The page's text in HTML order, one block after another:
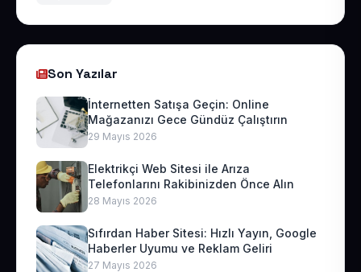
Son Yazılar
İnternetten Satışa Geçin: Online
Mağazanızı Gece Gündüz Çalıştırın
29 Mayıs 2026
Elektrikçi Web Sitesi ile Arıza
Telefonlarını Rakibinizden Önce Alın
28 Mayıs 2026
Sıfırdan Haber Sitesi: Hızlı Yayın, Google
Haberler Uyumu ve Reklam Geliri
27 Mayıs 2026